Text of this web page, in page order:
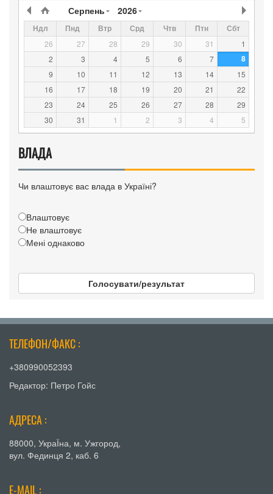
Серпень 2026
Ндл Пнд Втр Срд Чтв Птн Сбт
26 27 28 29 30 31
1
2
3 4 5 6 7 8
9 10 11 12 13 14
15
16
17 18 19 20 21
22
23
24 25 26 27 28
29
30
31 1 2 3 4 5
ВЛАДА
Чи влаштовує вас влада в Україні?
Влаштовує
Не влаштовує
Мені однаково
Голосувати/результат
ТЕЛЕФОН/ФАКС :
+380990052393
Редактор: Петро Гойс
АДРЕСА :
88000, УкраЇна, м. Ужгород,
вул. Фединця 2, каб. 6
E-MAIL :